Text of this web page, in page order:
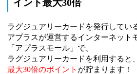
イント最大30倍
ラグジュアリーカードを発行してい
アプラスが運営するインターネット
「アプラスモール」で、
ラグジュアリーカードを利用すると、
最大30倍のポイント が貯まります！